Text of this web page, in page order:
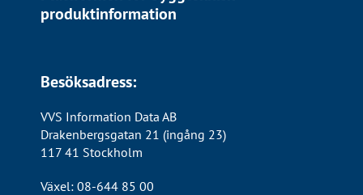
produktinformation
Besöksadress:
VVS Information Data AB
Drakenbergsgatan 21 (ingång 23)
117 41 Stockholm
Växel: 08-644 85 00